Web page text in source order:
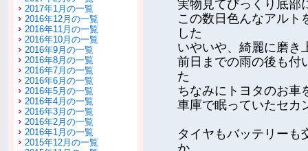
2017年1月の一覧
2016年12月の一覧
2016年11月の一覧
2016年10月の一覧
2016年9月の一覧
2016年8月の一覧
2016年7月の一覧
2016年6月の一覧
2016年5月の一覧
2016年4月の一覧
2016年3月の一覧
2016年2月の一覧
2016年1月の一覧
2015年12月の一覧
実物見てびっくり底部
この数日色んなアルト
した
いやいや、綺麗に磨き
前日までの雨の後も付
た
ちなみにトヨタのお車
車庫で眠っていたセカ
タイヤもバッテリーも
か